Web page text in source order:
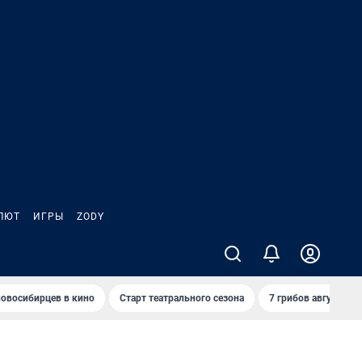
ИГРЫ ZODY
в кино Старт театрального сезона 7 грибов августа